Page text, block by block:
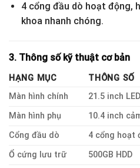
4 cổng đầu dò hoạt động,
khoa nhanh chóng.
3. Thông số kỹ thuật cơ bản
HẠNG MỤC
THÔNG SỐ
Màn hình chính
21.5 inch
Màn hình phụ
10.4 inch
Cổng đầu dò
4 cổng hoạt
Ổ cứng lưu trữ
500GB HDD